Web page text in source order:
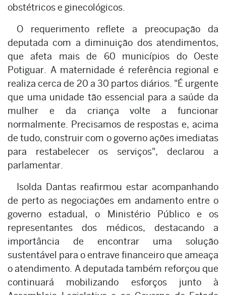
obstétricos e ginecológicos.
O requerimento reflete a preocupação da
deputada com a diminuição dos atendimentos,
que afeta mais de 60 municípios do Oeste
Potiguar. A maternidade é referência regional e
realiza cerca de 20 a 30 partos diários. "É urgente
que uma unidade tão essencial para a saúde da
mulher e da criança volte a funcionar
normalmente. Precisamos de respostas e, acima
de tudo, construir com o governo ações imediatas
para restabelecer os serviços", declarou a
parlamentar.
Isolda Dantas reafirmou estar acompanhando
de perto as negociações em andamento entre o
governo estadual, o Ministério Público e os
representantes dos médicos, destacando a
importância de encontrar uma solução
sustentável para o entrave financeiro que ameaça
o atendimento. A deputada também reforçou que
continuará mobilizando esforços junto à